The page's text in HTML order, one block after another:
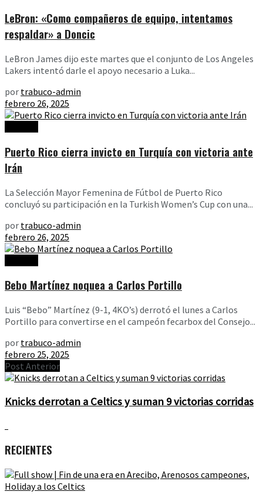
LeBron: «Como compañeros de equipo, intentamos
respaldar» a Doncic
LeBron James dijo este martes que el conjunto de Los Angeles
Lakers intentó darle el apoyo necesario a Luka...
por trabuco-admin
febrero 26, 2025
Puerto Rico cierra invicto en Turquía con victoria ante
Irán
La Selección Mayor Femenina de Fútbol de Puerto Rico
concluyó su participación en la Turkish Women’s Cup con una...
por trabuco-admin
febrero 26, 2025
Bebo Martínez noquea a Carlos Portillo
Luis “Bebo” Martínez (9-1, 4KO’s) derrotó el lunes a Carlos
Portillo para convertirse en el campeón fecarbox del Consejo...
por trabuco-admin
febrero 25, 2025
Post Anterior
Knicks derrotan a Celtics y suman 9 victorias corridas
RECIENTES